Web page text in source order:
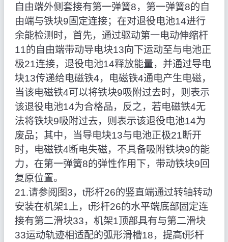
自由端外侧套接有第一弹簧8，第一弹簧8的自
由端与铁块9固定连接；在对退役电池14进行
余能检测时，首先，通过驱动第一电动伸缩杆
11的自由端带动导电块13向下运动至与电池正
极21连接，退役电池14释放能量，并通过导电
块13传递给电磁铁4，电磁铁4通电产生电磁，
当该电磁铁4可以将铁块9吸附过去时，则表示
该退役电池14为合格品，反之，若电磁铁4无
法将铁块9吸附过去，则表示该退役电池14为
废品；其中，当导电块13与电池正极21断开
时，电磁铁4断电失磁，不具备吸附铁块9的能
力，在第一弹簧8的弹性作用下，带动铁块9回
复原位置。
21.请参阅图3，t形杆26的竖直端通过转轴转动
安装在机架1上，t形杆26的水平端底部固定连
接有第二滑块33，机架1顶部具有与第二滑块
33运动轨迹相适配的弧形滑槽18，提高t形杆